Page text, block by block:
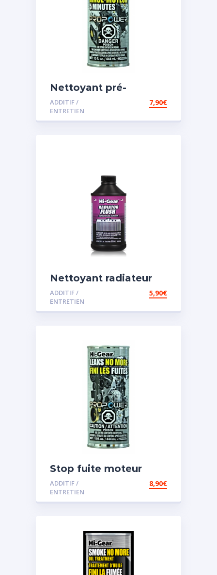
Nettoyant pré-
vidange
ADDITIF /
ENTRETIEN
7,90€
Nettoyant radiateur
ADDITIF /
ENTRETIEN
5,90€
Stop fuite moteur
ADDITIF /
ENTRETIEN
8,90€